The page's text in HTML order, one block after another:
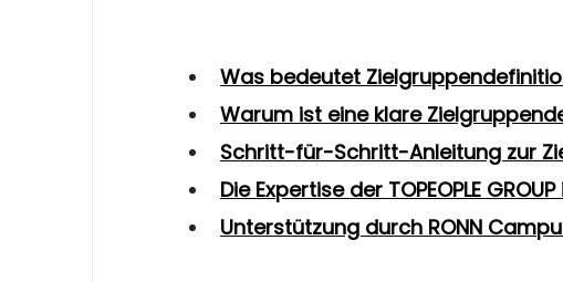
Was bedeutet
Warum ist eine klare
Schritt-für-Schritt-Anleitung zur
Die Expertise der TOPEOPLE
Unterstützung durch RONN